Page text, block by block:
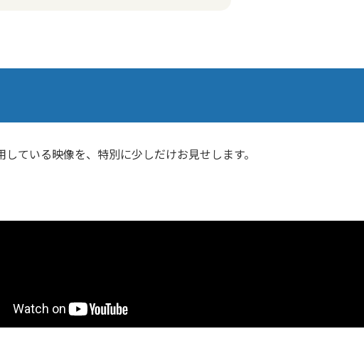
ている映像を、特別に少しだけお見せします。